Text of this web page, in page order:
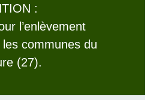
:
l’enlèvement
communes du
(27).